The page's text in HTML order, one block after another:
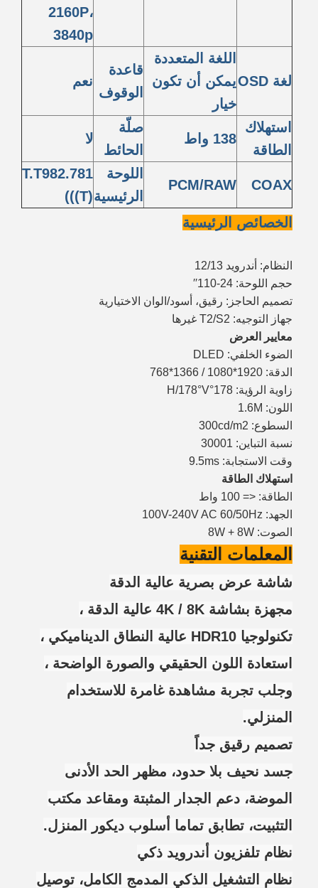
2160P،
3840p
لغة OSD
اللغة المتعددة
يمكن أن تكون
خيار
قاعدة
الوقوف
نعم
استهلاك
الطاقة
138 واط
صلّة
الحائط
لا
COAX
PCM/RAW
اللوحة
الرئيسية
T.T982.781
(((T)
الخصائص الرئيسية
النظام: أندرويد 12/13
حجم اللوحة: 24-110′′
تصميم الحاجز: رقيق، أسود/الوان الاختيارية
جهاز التوجيه: T2/S2 غيرها
معايير العرض
الضوء الخلفي: DLED
الدقة: 1920*1080 / 1366*768
زاوية الرؤية: 178°H/178°V
اللون: 1.6M
السطوع: 300cd/m2
نسبة التباين: 30001
وقت الاستجابة: 9.5ms
استهلاك الطاقة
الطاقة: <= 100 واط
الجهد: 100V-240V AC 60/50Hz
الصوت: 8W + 8W
المعلمات التقنية
شاشة عرض بصرية عالية الدقة
مجهزة بشاشة 4K / 8K عالية الدقة ،
تكنولوجيا HDR10 عالية النطاق الديناميكي ،
استعادة اللون الحقيقي والصورة الواضحة ،
وجلب تجربة مشاهدة غامرة للاستخدام
المنزلي.
تصميم رقيق جداً
جسد نحيف بلا حدود، مظهر الحد الأدنى
الموضة، دعم الجدار المثبتة ومقاعد مكتب
التثبيت، تطابق تماما أسلوب ديكور المنزل.
نظام تلفزيون أندرويد ذكي
نظام التشغيل الذكي المدمج الكامل، توصيل